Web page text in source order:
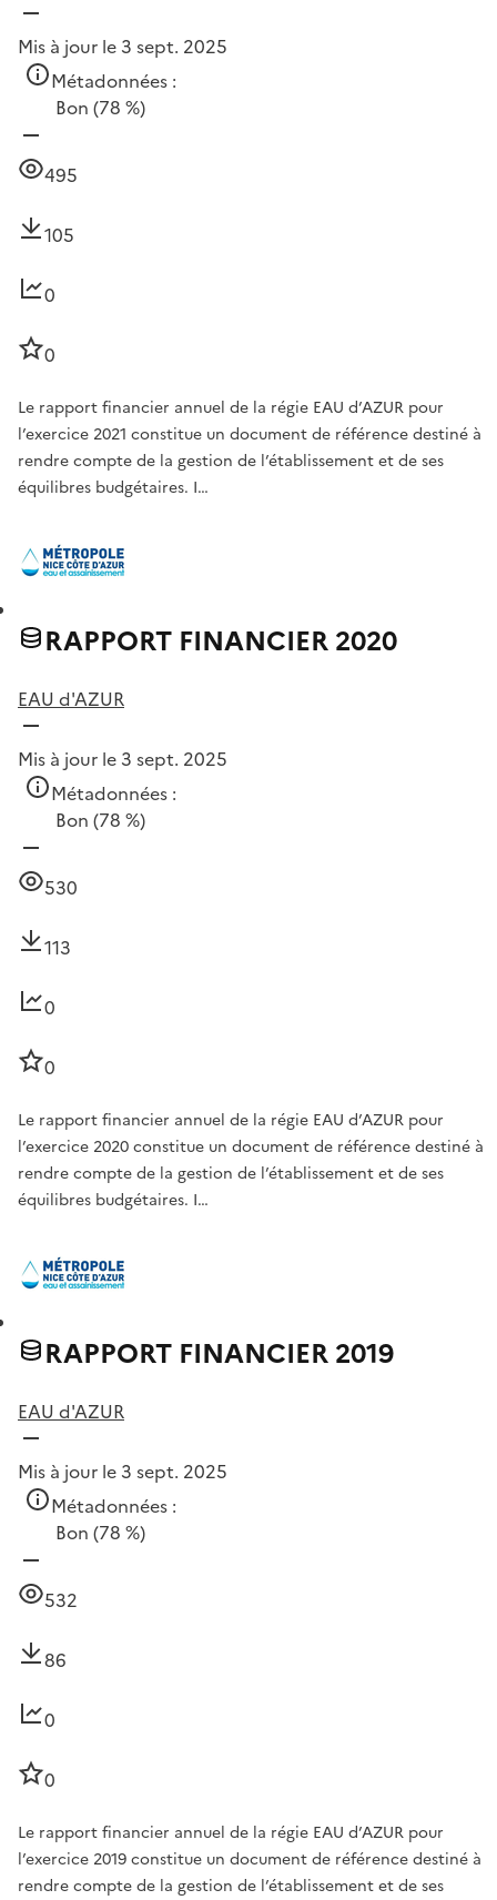
Mis à jour le 3 sept. 2025
Métadonnées :
Bon (78 %)
495
105
0
0
Le rapport financier annuel de la régie EAU d’AZUR pour
l’exercice 2021 constitue un document de référence destiné à
rendre compte de la gestion de l’établissement et de ses
équilibres budgétaires. I…
RAPPORT FINANCIER 2020
EAU d'AZUR
Mis à jour le 3 sept. 2025
Métadonnées :
Bon (78 %)
530
113
0
0
Le rapport financier annuel de la régie EAU d’AZUR pour
l’exercice 2020 constitue un document de référence destiné à
rendre compte de la gestion de l’établissement et de ses
équilibres budgétaires. I…
RAPPORT FINANCIER 2019
EAU d'AZUR
Mis à jour le 3 sept. 2025
Métadonnées :
Bon (78 %)
532
86
0
0
Le rapport financier annuel de la régie EAU d’AZUR pour
l’exercice 2019 constitue un document de référence destiné à
rendre compte de la gestion de l’établissement et de ses